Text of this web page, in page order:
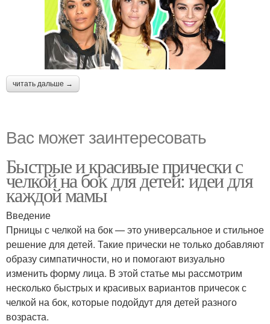
читать дальше →
Вас может заинтересовать
Быстрые и красивые прически с
челкой на бок для детей: идеи для
каждой мамы
Введение
Прницы с челкой на бок — это универсальное и стильное
решение для детей. Такие прически не только добавляют
образу симпатичности, но и помогают визуально
изменить форму лица. В этой статье мы рассмотрим
несколько быстрых и красивых вариантов причесок с
челкой на бок, которые подойдут для детей разного
возраста.